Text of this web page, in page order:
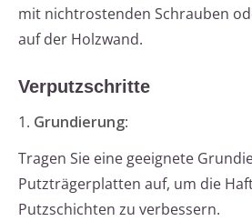
mit nichtrostenden Schrauben
auf der Holzwand.
Verputzschritte
1. Grundierung:
Tragen Sie eine geeignete
Putzträgerplatten auf, um die
Putzschichten zu verbessern.